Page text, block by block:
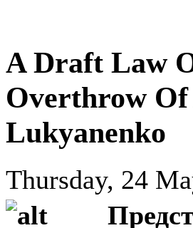
A Draft Law
Overthrow
Lukyanenko
Thursday, 24